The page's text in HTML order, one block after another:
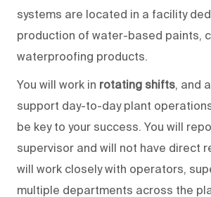
systems are located in a facility
production of water-based paints,
waterproofing products.
You will work in rotating shifts, and
support day-to-dayplant
be keyto your success. You will
supervisor and will not have direct
will work closelywith operators,
multiple departments across the